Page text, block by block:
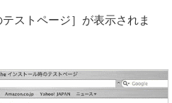
ストページ］が表示されま